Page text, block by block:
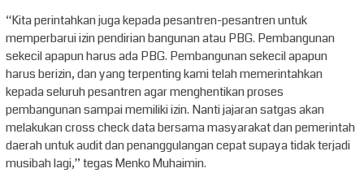
“Kita perintahkan juga kepada pesantren-pesantren untuk
memperbarui izin pendirian bangunan atau PBG. Pembangunan
sekecil apapun harus ada PBG. Pembangunan sekecil apapun
harus berizin, dan yang terpenting kami telah memerintahkan
kepada seluruh pesantren agar menghentikan proses
pembangunan sampai memiliki izin. Nanti jajaran satgas akan
melakukan cross check data bersama masyarakat dan pemerintah
daerah untuk audit dan penanggulangan cepat supaya tidak terjadi
musibah lagi,” tegas Menko Muhaimin.